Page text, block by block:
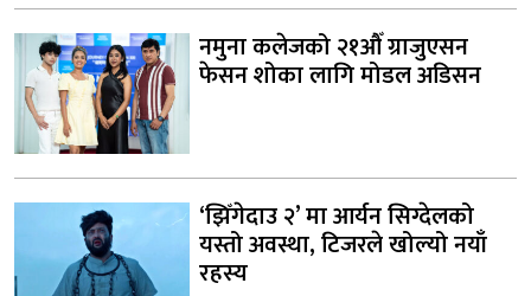
नमुना कलेजको २१औँ ग्राजुएसन
फेसन शोका लागि मोडल अडिसन
‘झिँगेदाउ २’ मा आर्यन सिग्देलको
यस्तो अवस्था, टिजरले खोल्यो नयाँ
रहस्य